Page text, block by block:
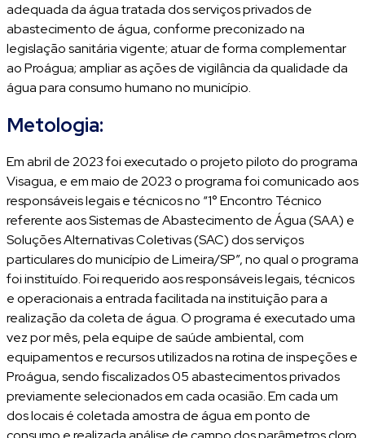
adequada da água tratada dos serviços privados de
abastecimento de água, conforme preconizado na
legislação sanitária vigente; atuar de forma complementar
ao Proágua; ampliar as ações de vigilância da qualidade da
água para consumo humano no município.
Metologia:
Em abril de 2023 foi executado o projeto piloto do programa
Visagua, e em maio de 2023 o programa foi comunicado aos
responsáveis legais e técnicos no “1° Encontro Técnico
referente aos Sistemas de Abastecimento de Água (SAA) e
Soluções Alternativas Coletivas (SAC) dos serviços
particulares do município de Limeira/SP”, no qual o programa
foi instituído. Foi requerido aos responsáveis legais, técnicos
e operacionais a entrada facilitada na instituição para a
realização da coleta de água. O programa é executado uma
vez por mês, pela equipe de saúde ambiental, com
equipamentos e recursos utilizados na rotina de inspeções e
Proágua, sendo fiscalizados 05 abastecimentos privados
previamente selecionados em cada ocasião. Em cada um
dos locais é coletada amostra de água em ponto de